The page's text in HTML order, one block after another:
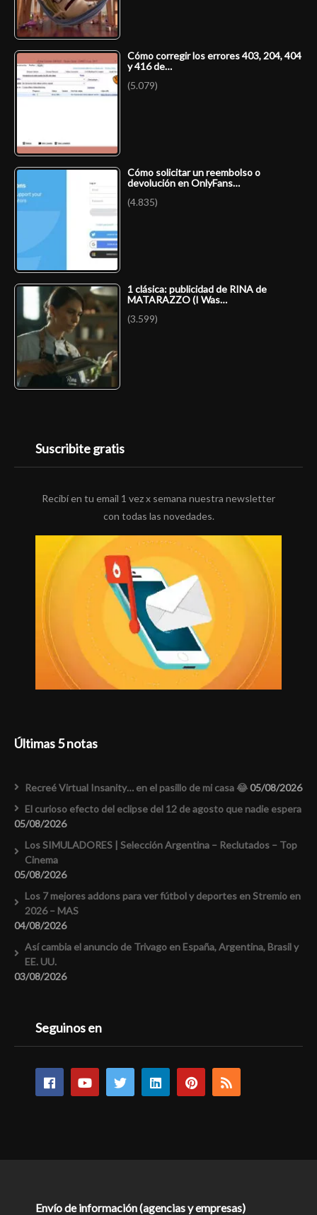
Cómo corregir los errores 403, 204, 404
y 416 de…
(5.079)
Cómo solicitar un reembolso o
devolución en OnlyFans…
(4.835)
1 clásica: publicidad de RINA de
MATARAZZO (I Was…
(3.599)
Suscribite gratis
Recibí en tu email 1 vez x semana nuestra newsletter
con todas las novedades.
Últimas 5 notas
Recreé Virtual Insanity… en el pasillo de mi casa 😂05/08/2026
El curioso efecto del eclipse del 12 de agosto que nadie espera
05/08/2026
Los SIMULADORES | Selección Argentina – Reclutados – Top
Cinema
05/08/2026
Los 7 mejores addons para ver fútbol y deportes en Stremio en
2026 – MAS
04/08/2026
Así cambia el anuncio de Trivago en España, Argentina, Brasil y
EE. UU.
03/08/2026
Seguinos en
Envío de información (agencias y empresas)